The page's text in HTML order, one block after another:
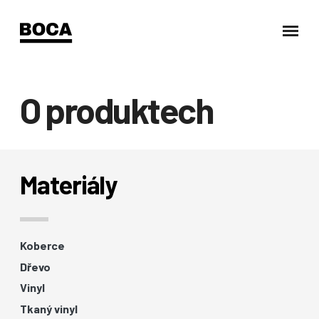
O produktech
Materiály
Koberce
Dřevo
Vinyl
Tkaný vinyl